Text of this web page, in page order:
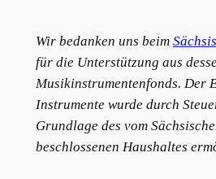
Wir bedanken uns beim
für die Unterstützung aus
Musikinstrumentenfonds. Der
Instrumente wurde durch
Grundlage des vom
beschlossenen Haushaltes